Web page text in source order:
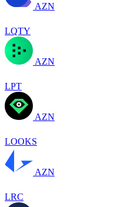
AZN
LQTY
AZN
LPT
AZN
LOOKS
AZN
LRC